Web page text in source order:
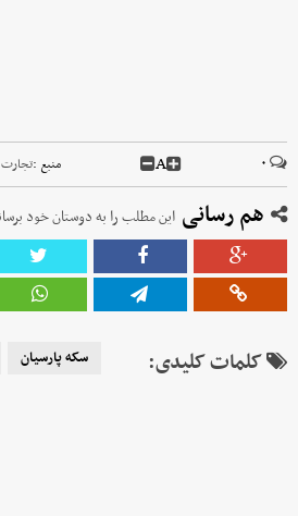
۰ A منبع :تجارت
هم رسانی این مطلب را به دوستان خود
کلمات کلیدی: سکه پارسیان